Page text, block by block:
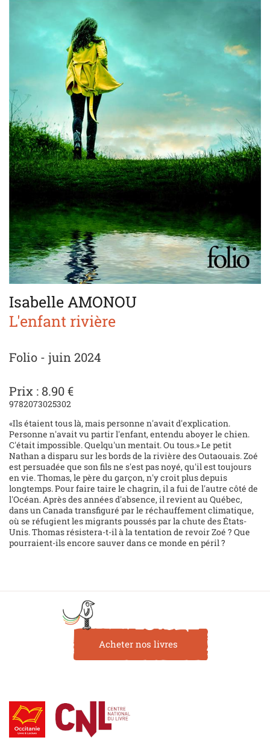
Isabelle AMONOU
L'enfant rivière
Folio - juin 2024
Prix : 8.90 €
9782073025302
«Ils étaient tous là, mais personne n'avait d'explication.
Personne n'avait vu partir l'enfant, entendu aboyer le chien.
C'était impossible. Quelqu'un mentait. Ou tous.» Le petit
Nathan a disparu sur les bords de la rivière des Outaouais. Zoé
est persuadée que son fils ne s'est pas noyé, qu'il est toujours
en vie. Thomas, le père du garçon, n'y croit plus depuis
longtemps. Pour faire taire le chagrin, il a fui de l'autre côté de
l'Océan. Après des années d'absence, il revient au Québec,
dans un Canada transfiguré par le réchauffement climatique,
où se réfugient les migrants poussés par la chute des États-
Unis. Thomas résistera-t-il à la tentation de revoir Zoé ? Que
pourraient-ils encore sauver dans ce monde en péril ?
Acheter nos livres